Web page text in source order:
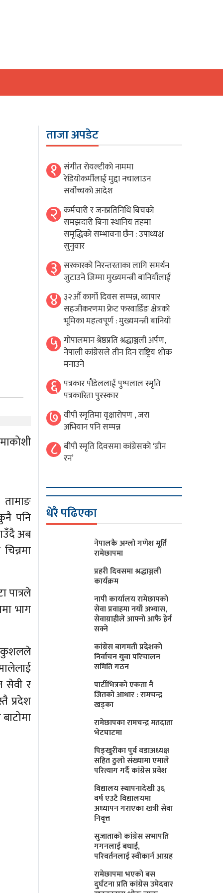
पनि
अब
पात्रले
भाग
कुशलले
सेवी र
प्रदेश
ताजा अपडेट
१ संगीत राेयल्टीकाे नाममा
रेडियोकर्मीलाई मुद्दा नचालाउन
सर्वाेच्चकाे आदेश
२ कर्मचारी र जनप्रतिनिधि बिचकाे
समझदारी बिना स्थानिय तहमा
समृद्धिकाे सम्भावना छैन : उपाध्यक्ष
सुनुवार
३ सरकारको निरन्तरताका लागि समर्थन
जुटाउने जिम्मा मुख्यमन्त्री बानियाँलाई
४ ३२औँ कार्गो दिवस सम्पन्न, व्यापार
सहजीकरणमा फ्रेट फरवार्डिङ क्षेत्रको
भूमिका महत्वपूर्ण : मुख्यमन्त्री बानियाँ
५ गोपालमान श्रेष्ठप्रति श्रद्धाञ्जली अर्पण,
नेपाली कांग्रेसले तीन दिन राष्ट्रिय शोक
मनाउने
६ पत्रकार पौडेललाई पुष्पलाल स्मृति
पत्रकारिता पुरस्कार
७ वीपी स्मृतिमा वृक्षारोपण , जरा
अभियान पनि सम्पन्न
८ बीपी स्मृति दिवसमा कांग्रेसको ‘ग्रीन
रन’
धेरै पढिएका
नेपालकै अग्लो गणेश मूर्ति
रामेछापमा
प्रहरी दिवसमा श्रद्धाञ्जली
कार्यक्रम
नापी कार्यालय रामेछापको
सेवा प्रवाहमा नयाँ अभ्यास,
सेवाग्राहीले आफ्नाे आफै हेर्न
सक्ने
कांग्रेस बागमती प्रदेशकाे
निर्वाचन युवा परिचालन
समिति गठन
पार्टीभित्रको एकता नै
जितको आधार : रामचन्द्र
खड्का
रामेछापका रामचन्द्र मतदाता
भेटघाटमा
पिङ्खुरीका पुर्व वडाअध्यक्ष
सहित ठुलाे संख्यामा एमाले
परित्याग गर्दै कांग्रेस प्रवेश
विद्यालय स्थापनादेखी ३६
वर्ष एउटै विद्यालयमा
अध्यापन गराएका खत्री सेवा
निवृत्त
सुजाताकाे कांग्रेस सभापति
गगनलाई बधाई,
परिवर्तनलाई स्वीकार्न आग्रह
रामेछापमा भएकाे बस
दुर्घटना प्रति कांग्रेस उमेदवार